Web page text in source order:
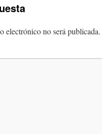
electrónico no será publicada.